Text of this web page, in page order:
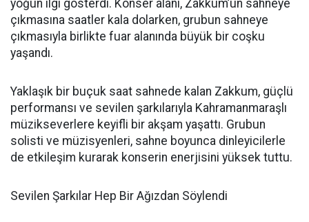
yoğun ilgi gösterdi. Konser alanı, Zakkum’un sahneye
çıkmasına saatler kala dolarken, grubun sahneye
çıkmasıyla birlikte fuar alanında büyük bir coşku
yaşandı.
Yaklaşık bir buçuk saat sahnede kalan Zakkum, güçlü
performansı ve sevilen şarkılarıyla Kahramanmaraşlı
müzikseverlere keyifli bir akşam yaşattı. Grubun
solisti ve müzisyenleri, sahne boyunca dinleyicilerle
de etkileşim kurarak konserin enerjisini yüksek tuttu.
Sevilen Şarkılar Hep Bir Ağızdan Söylendi